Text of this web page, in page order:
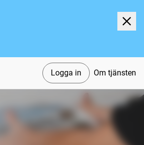
Logga in Om tjänsten